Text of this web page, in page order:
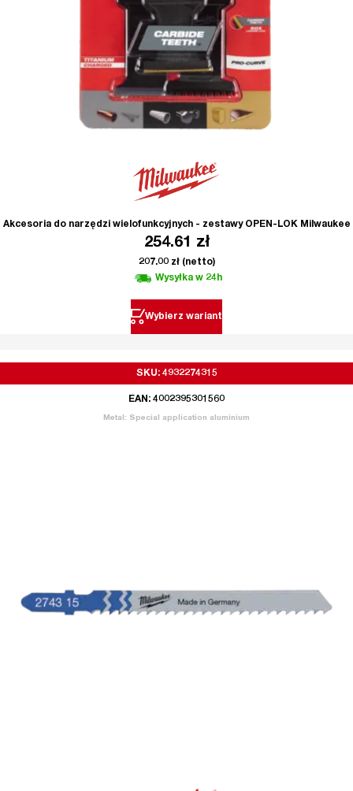
Akcesoria do narzędzi wielofunkcyjnych - zestawy OPEN-LOK Milwaukee
254.61 zł
207.00 zł(netto)
Wysyłka w 24h
Wybierz wariant
SKU: 4932274315
EAN: 4002395301560
Metal: Special application aluminium